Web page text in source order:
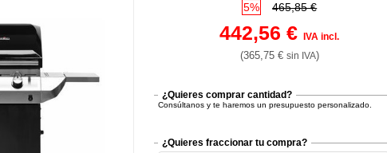
5% 465,85 €
442,56 €IVA incl.
(365,75 € sin IVA)
¿Quieres comprar cantidad?
Consúltanos y te haremos un presupuesto personalizado.
¿Quieres fraccionar tu compra?